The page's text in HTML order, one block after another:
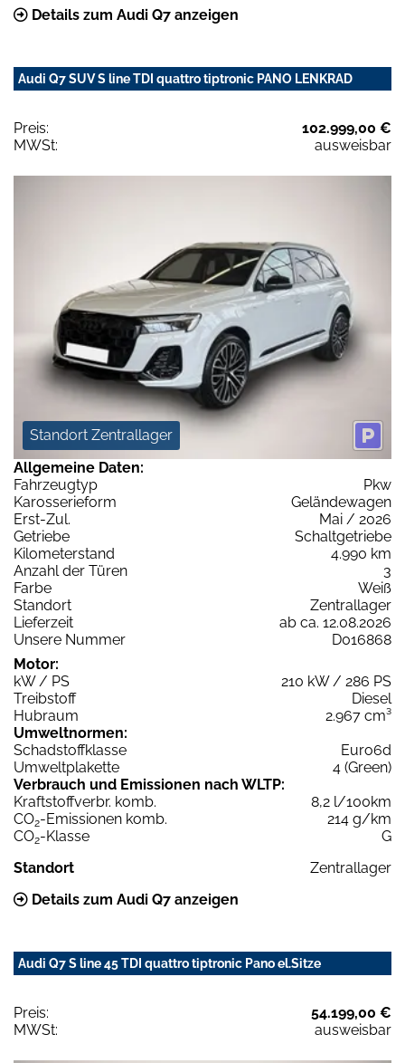
Details zum Audi Q7 anzeigen
Audi Q7 SUV S line TDI quattro tiptronic PANO LENKRAD
Preis:
102.999,00 €
MWSt:
ausweisbar
Standort Zentrallager
Allgemeine Daten:
Fahrzeugtyp
Pkw
Karosserieform
Geländewagen
Erst-Zul.
Mai / 2026
Getriebe
Schaltgetriebe
Kilometerstand
4.990 km
Anzahl der Türen
3
Farbe
Weiß
Standort
Zentrallager
Lieferzeit
ab ca. 12.08.2026
Unsere Nummer
D016868
Motor:
kW / PS
210 kW / 286 PS
Treibstoff
Diesel
Hubraum
2.967 cm³
Umweltnormen:
Schadstoffklasse
Euro6d
Umweltplakette
4 (Green)
Verbrauch und Emissionen nach WLTP:
Kraftstoffverbr. komb.
8,2 l/100km
CO2-Emissionen komb.
214 g/km
CO2-Klasse
G
Standort
Zentrallager
Details zum Audi Q7 anzeigen
Audi Q7 S line 45 TDI quattro tiptronic Pano el.Sitze
Preis:
54.199,00 €
MWSt:
ausweisbar